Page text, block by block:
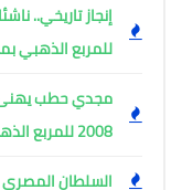
إنجاز تاريخي..
للمربع الذهبي
مجدي حطب يهنئ
2008 للمربع الذهبي
السلطان